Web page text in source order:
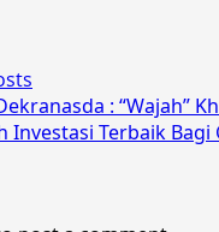
: “Wajah”
Investasi Terbaik Bagi